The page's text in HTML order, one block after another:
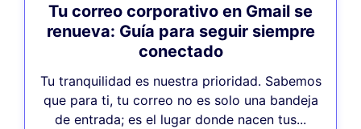
Tu correo corporativo en Gmail se
renueva: Guía para seguir siempre
conectado
Tu tranquilidad es nuestra prioridad. Sabemos
que para ti, tu correo no es solo una bandeja
de entrada; es el lugar donde nacen tus...